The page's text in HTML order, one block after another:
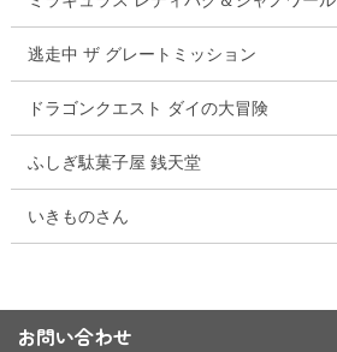
逃走中 ザ グレートミッション
ドラゴンクエスト ダイの大冒険
ふしぎ駄菓子屋 銭天堂
いきものさん
お問い合わせ